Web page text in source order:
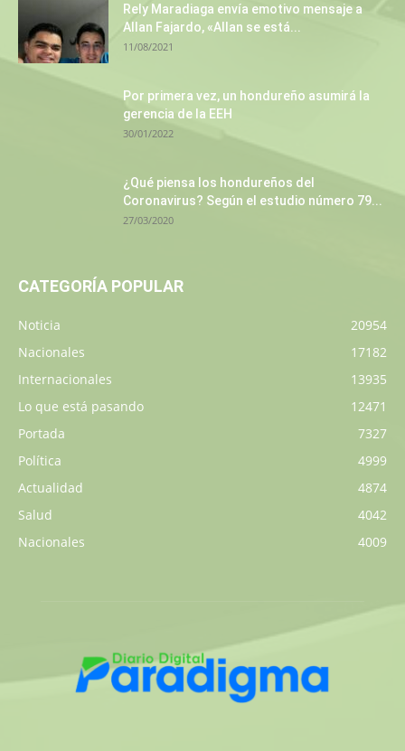
Rely Maradiaga envía emotivo mensaje a
Allan Fajardo, «Allan se está...
11/08/2021
Por primera vez, un hondureño asumirá la
gerencia de la EEH
30/01/2022
¿Qué piensa los hondureños del
Coronavirus? Según el estudio número 79...
27/03/2020
CATEGORÍA POPULAR
Noticia
20954
Nacionales
17182
Internacionales
13935
Lo que está pasando
12471
Portada
7327
Política
4999
Actualidad
4874
Salud
4042
Nacionales
4009